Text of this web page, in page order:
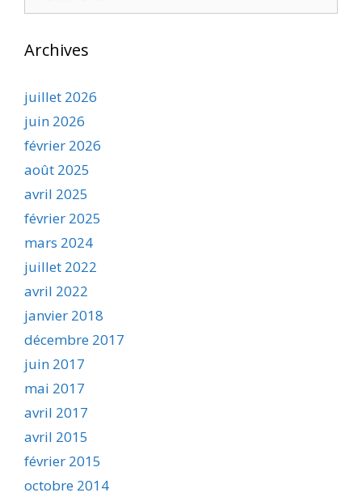
Archives
juillet 2026
juin 2026
février 2026
août 2025
avril 2025
février 2025
mars 2024
juillet 2022
avril 2022
janvier 2018
décembre 2017
juin 2017
mai 2017
avril 2017
avril 2015
février 2015
octobre 2014